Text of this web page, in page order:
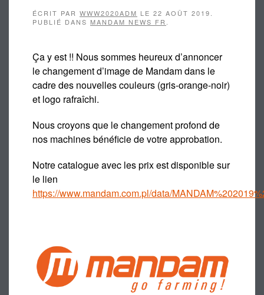
ÉCRIT PAR WWW2020ADM LE 22 AOÛT 2019
PUBLIÉ DANS MANDAM NEWS FR
Ça y est !! Nous sommes heureux d’annoncer
le changement d’image de Mandam dans le
cadre des nouvelles couleurs (gris-orange-noir)
et logo rafraîchi.
Nous croyons que le changement profond de
nos machines bénéficie de votre approbation.
Notre catalogue avec les prix est disponible sur
le lien
https://www.mandam.com.pl/data/